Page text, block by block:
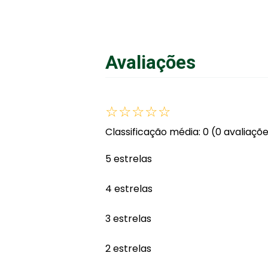
Avaliações
☆☆☆☆☆
Classificação média: 0 (0
5 estrelas
4 estrelas
3 estrelas
2 estrelas